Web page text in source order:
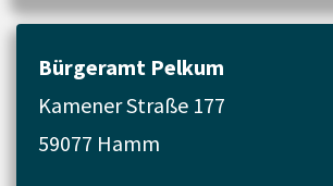
Bürgeramt Pelkum
Kamener Straße 177
59077 Hamm